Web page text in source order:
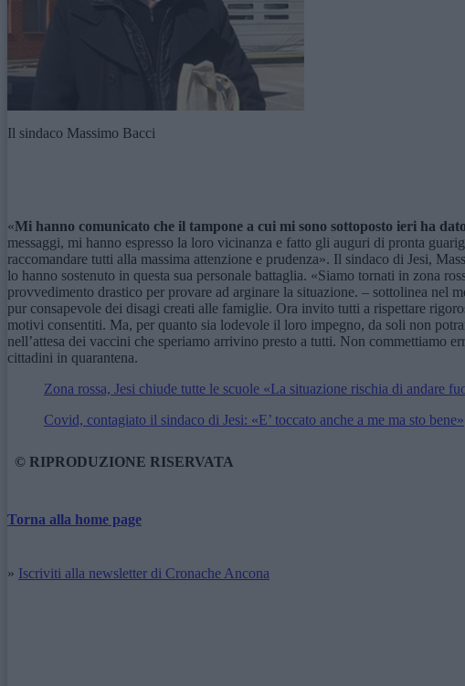
Il sindaco Massimo Bacci
«Mi hanno comunicato che il tampone a cui mi sono sottoposto ieri ha
messaggi, mi hanno espresso la loro vicinanza e fatto gli auguri di pronta
raccomandare tutti alla massima attenzione e prudenza». Il sindaco di Jesi,
lo hanno sostenuto in questa sua personale battaglia. «Siamo tornati in zona
provvedimento drastico per provare ad arginare la situazione. – sottolinea nel
pur consapevole dei disagi creati alle famiglie. Ora invito tutti a rispettare
motivi consentiti. Ma, per quanto sia lodevole il loro impegno, da soli non
nell’attesa dei vaccini che speriamo arrivino presto a tutti. Non
cittadini in quarantena.
Zona rossa, Jesi chiude tutte le scuole «La situazione rischia di andare
Covid, contagiato il sindaco di Jesi: «E’ toccato anche a me ma sto bene»
© RIPRODUZIONE RISERVATA
Torna alla home page
» Iscriviti alla newsletter di Cronache Ancona